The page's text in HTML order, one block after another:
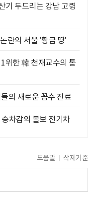
기 두드리는 강남 고령
란의 서울 '황금 땅'
위한 韓 천재교수의 통
의 새로운 꼼수 진료
차감의 볼보 전기차
도움말 삭제기준